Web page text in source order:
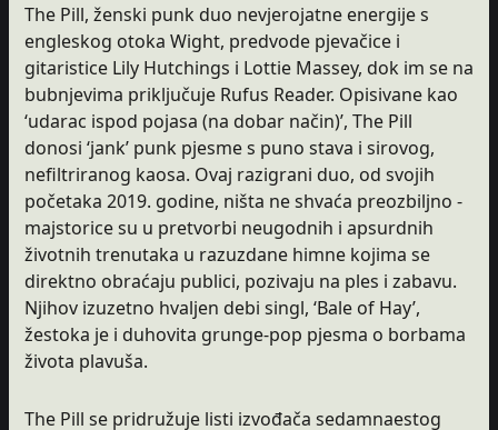
The Pill, ženski punk duo nevjerojatne energije s
engleskog otoka Wight, predvode pjevačice i
gitaristice Lily Hutchings i Lottie Massey, dok im se na
bubnjevima priključuje Rufus Reader. Opisivane kao
‘udarac ispod pojasa (na dobar način)’, The Pill
donosi ‘jank’ punk pjesme s puno stava i sirovog,
nefiltriranog kaosa. Ovaj razigrani duo, od svojih
početaka 2019. godine, ništa ne shvaća preozbiljno -
majstorice su u pretvorbi neugodnih i apsurdnih
životnih trenutaka u razuzdane himne kojima se
direktno obraćaju publici, pozivaju na ples i zabavu.
Njihov izuzetno hvaljen debi singl, ‘Bale of Hay’,
žestoka je i duhovita grunge-pop pjesma o borbama
života plavuša.
The Pill se pridružuje listi izvođača sedamnaestog